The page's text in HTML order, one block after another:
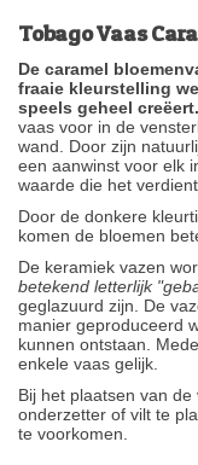
Tobago Vaas
De caramel
fraaie kleurstelling
speels geheel creëert.
vaas voor in de
wand. Door zijn
een aanwinst voor elk
waarde die het verdient.
Door de donkere
komen de bloemen
De keramiek vazen
betekend letterlijk
geglazuurd zijn. De
manier geproduceerd
kunnen ontstaan.
enkele vaas gelijk.
Bij het plaatsen van
onderzetter of vilt te
te voorkomen.